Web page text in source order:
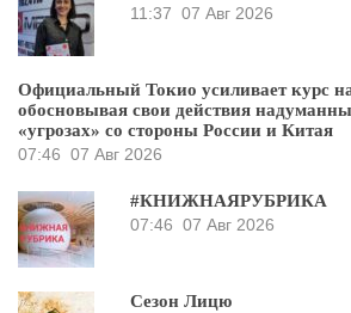
11:37 07 Авг 2026
Официальный Токио усиливает курс
обосновывая свои действия
«угрозах» со стороны России и Китая
07:46 07 Авг 2026
#КНИЖНАЯРУБРИКА
07:46 07 Авг 2026
Сезон Лицю